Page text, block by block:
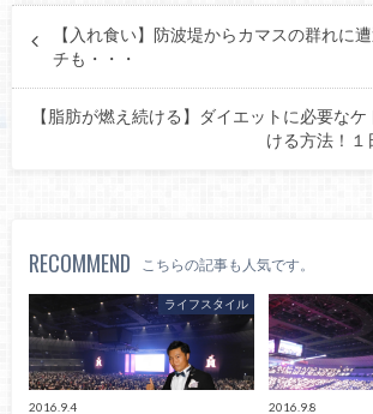
【入れ食い】防波堤からカマスの群れに
チも・・・
【脂肪が燃え続ける】ダイエットに必要な
ける方法！１
RECOMMEND こちらの記事も人気です。
ライフスタイル
2016.9.4 2016.9.8